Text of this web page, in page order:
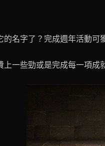
名字了？完成週年活動可
一些勁或是完成每一項成